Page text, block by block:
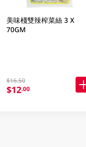
美味棧雙辣榨菜絲 3 X
70GM
$16.50
$12.00